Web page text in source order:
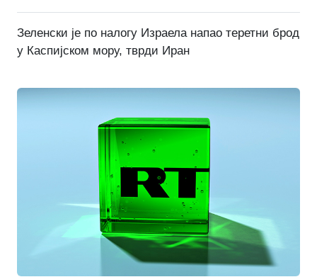
Зеленски је по налогу Израела напао теретни брод
у Каспијском мору, тврди Иран